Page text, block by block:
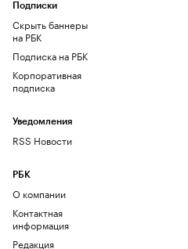
Подписки
Скрыть баннеры
на РБК
Подписка на РБК
Корпоративная
подписка
Уведомления
RSS Новости
РБК
О компании
Контактная
информация
Редакция